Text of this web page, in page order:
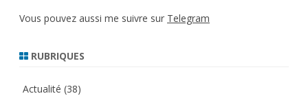
Vous pouvez aussi me suivre sur Telegram
RUBRIQUES
Actualité (38)